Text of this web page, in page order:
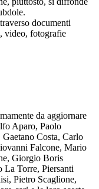
documenti
video, fotografie
da aggiornare
Aparo, Paolo
Costa, Carlo
Falcone, Mario
Giorgio Boris
Torre, Piersanti
Pietro Scaglione,